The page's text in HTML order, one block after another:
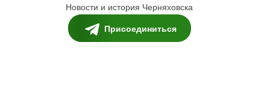
Новости и история Черняховска
Присоединиться